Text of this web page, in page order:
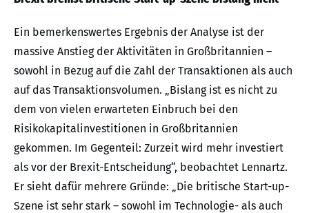
Ein bemerkenswertes Ergebnis der Analyse ist der
massive Anstieg der Aktivitäten in Großbritannien –
sowohl in Bezug auf die Zahl der Transaktionen als auch
auf das Transaktionsvolumen. „Bislang ist es nicht zu
dem von vielen erwarteten Einbruch bei den
Risikokapitalinvestitionen in Großbritannien
gekommen. Im Gegenteil: Zurzeit wird mehr investiert
als vor der Brexit-Entscheidung“, beobachtet Lennartz.
Er sieht dafür mehrere Gründe: „Die britische Start-up-
Szene ist sehr stark – sowohl im Technologie- als auch